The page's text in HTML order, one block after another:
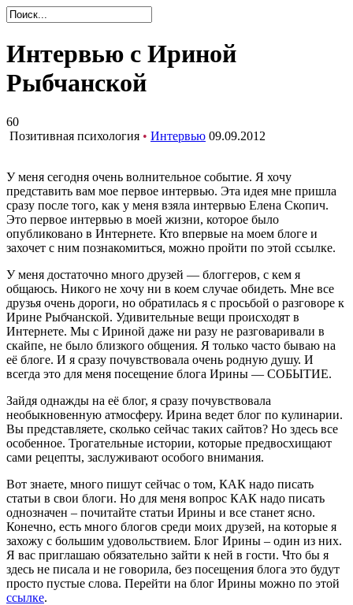
Интервью с Ириной
Рыбчанской
60
Позитивная психология • Интервью 09.09.2012
У меня сегодня очень волнительное событие. Я хочу
представить вам мое первое интервью. Эта идея мне пришла
сразу после того, как у меня взяла интервью Елена Скопич.
Это первое интервью в моей жизни, которое было
опубликовано в Интернете. Кто впервые на моем блоге и
захочет с ним познакомиться, можно пройти по этой ссылке.
У меня достаточно много друзей — блоггеров, с кем я
общаюсь. Никого не хочу ни в коем случае обидеть. Мне все
друзья очень дороги, но обратилась я с просьбой о разговоре к
Ирине Рыбчанской. Удивительные вещи происходят в
Интернете. Мы с Ириной даже ни разу не разговаривали в
скайпе, не было близкого общения. Я только часто бываю на
её блоге. И я сразу почувствовала очень родную душу. И
всегда это для меня посещение блога Ирины — СОБЫТИЕ.
Зайдя однажды на её блог, я сразу почувствовала
необыкновенную атмосферу. Ирина ведет блог по кулинарии.
Вы представляете, сколько сейчас таких сайтов? Но здесь все
особенное. Трогательные истории, которые предвосхищают
сами рецепты, заслуживают особого внимания.
Вот знаете, много пишут сейчас о том, КАК надо писать
статьи в свои блоги. Но для меня вопрос КАК надо писать
однозначен – почитайте статьи Ирины и все станет ясно.
Конечно, есть много блогов среди моих друзей, на которые я
захожу с большим удовольствием. Блог Ирины – один из них.
Я вас приглашаю обязательно зайти к ней в гости. Что бы я
здесь не писала и не говорила, без посещения блога это будут
просто пустые слова. Перейти на блог Ирины можно по этой
ссылке.